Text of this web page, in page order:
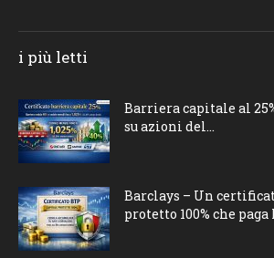
i più letti
Barriera capitale al
su azioni del...
Barclays – Un
protetto 100% che paga